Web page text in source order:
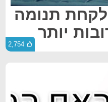
לקחת תנומה
יותר
2,754